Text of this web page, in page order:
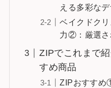
える多彩な
ベイクドク
力②：厳選さ
ZIPでこれまで
すめ商品
ZIPおすすめ